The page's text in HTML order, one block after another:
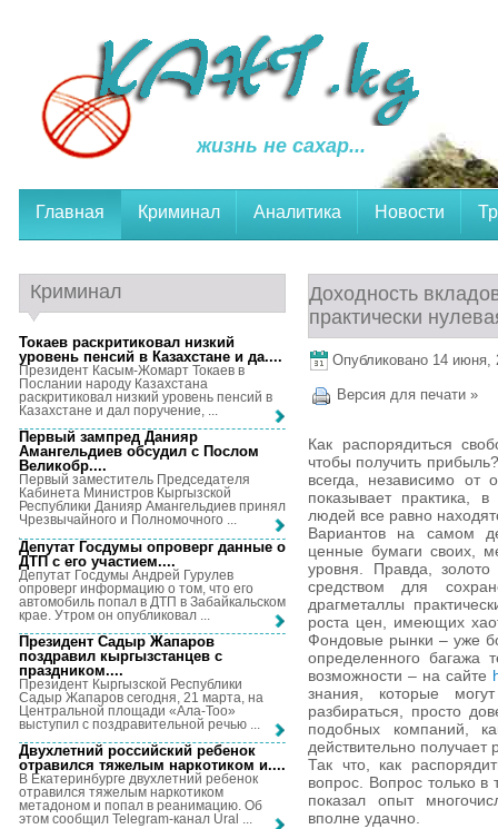
жизнь не сахар...
Главная Криминал Аналитика Новости
Доходность
практически
Опубликовано 14 июня,
Версия для печати »
Как распорядиться
чтобы получить
всегда, независимо
показывает
людей все равно
Вариантов на самом
ценные бумаги своих,
уровня. Правда,
средством для
драгметаллы
роста цен, имеющих
Фондовые рынки – уже
определенного багажа
возможности – на сайте
знания, которые
разбираться, просто
подобных компаний,
действительно
Так что, как
вопрос. Вопрос только в
показал опыт
вполне удачно.
Криминал
Токаев раскритиковал низкий
уровень пенсий в Казахстане и да....
Президент Касым-Жомарт Токаев в
Послании народу Казахстана
раскритиковал низкий уровень пенсий в
Казахстане и дал поручение, ...
Первый зампред Данияр
Амангельдиев обсудил с Послом
Великобр....
Первый заместитель Председателя
Кабинета Министров Кыргызской
Республики Данияр Амангельдиев принял
Чрезвычайного и Полномочного ...
Депутат Госдумы опроверг данные о
ДТП с его участием....
Депутат Госдумы Андрей Гурулев
опроверг информацию о том, что его
автомобиль попал в ДТП в Забайкальском
крае. Утром он опубликовал ...
Президент Садыр Жапаров
поздравил кыргызстанцев с
праздником....
Президент Кыргызской Республики
Садыр Жапаров сегодня, 21 марта, на
Центральной площади «Ала-Тоо»
выступил с поздравительной речью ...
Двухлетний российский ребенок
отравился тяжелым наркотиком и....
В Екатеринбурге двухлетний ребенок
отравился тяжелым наркотиком
метадоном и попал в реанимацию. Об
этом сообщил Telegram-канал Ural ...